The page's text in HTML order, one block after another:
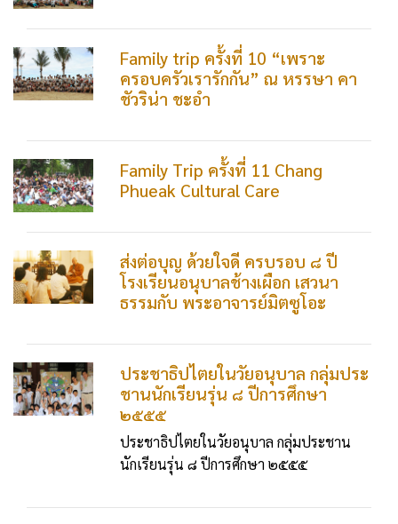
Family trip ครั้งที่ 10 “เพราะ
ครอบครัวเรารักกัน” ณ หรรษา คา
ชัวริน่า ชะอำ
Family Trip ครั้งที่ 11 Chang
Phueak Cultural Care
ส่งต่อบุญ ด้วยใจดี ครบรอบ ๘ ปี
โรงเรียนอนุบาลช้างเผือก เสวนา
ธรรมกับ พระอาจารย์มิตซูโอะ
ประชาธิปไตยในวัยอนุบาล กลุ่มประ
ชานนักเรียนรุ่น ๘ ปีการศึกษา
๒๕๕๕
ประชาธิปไตยในวัยอนุบาล กลุ่มประชาน
นักเรียนรุ่น ๘ ปีการศึกษา ๒๕๕๕